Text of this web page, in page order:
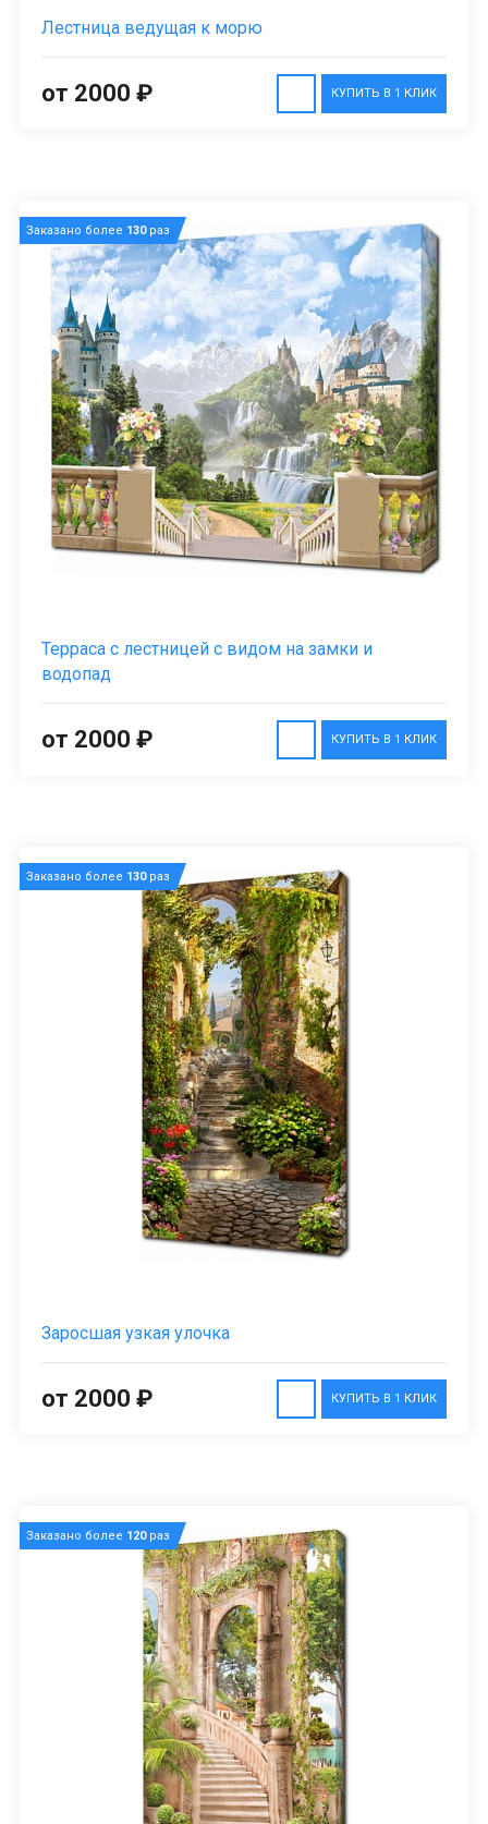
Лестница ведущая к морю
КУПИТЬ В 1 КЛИК
от 2000 ₽
Заказано более 130раз
Терраса с лестницей с видом на замки и
водопад
КУПИТЬ В 1 КЛИК
от 2000 ₽
Заказано более 130раз
Заросшая узкая улочка
КУПИТЬ В 1 КЛИК
от 2000 ₽
Заказано более 120раз